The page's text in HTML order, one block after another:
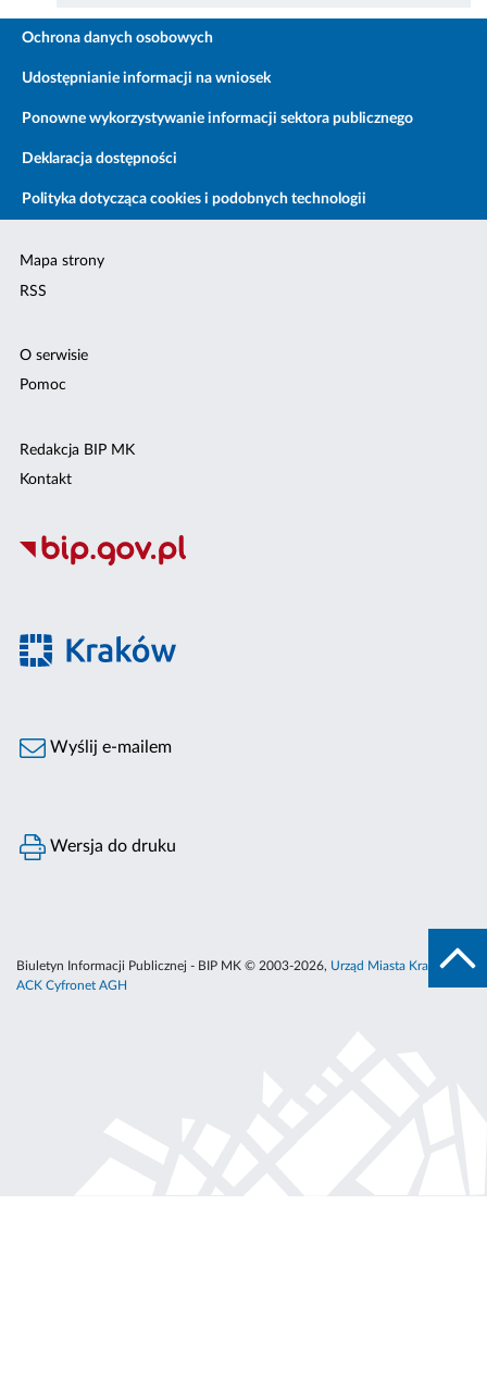
Ochrona danych osobowych
Udostępnianie informacji na wniosek
Ponowne wykorzystywanie informacji sektora publicznego
Deklaracja dostępności
Polityka dotycząca cookies i podobnych technologii
Mapa strony
RSS
O serwisie
Pomoc
Redakcja BIP MK
Kontakt
Wyślij e-mailem
Wersja do druku
Biuletyn Informacji Publicznej - BIP MK © 2003-2026, Urząd Miasta Krakowa
ACK Cyfronet AGH